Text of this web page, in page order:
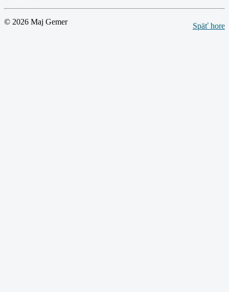
Späť hore
© 2026 Maj Gemer